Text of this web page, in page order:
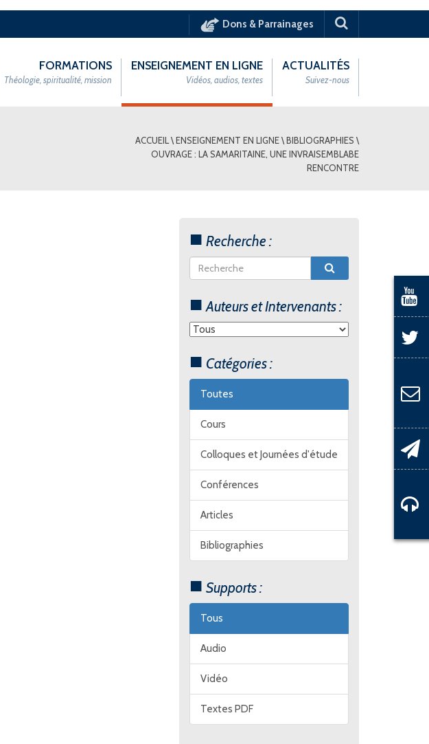
Dons & Parrainages
FORMATIONS
Théologie, spiritualité, mission
ENSEIGNEMENT EN LIGNE
Vidéos, audios, textes
ACTUALITÉS
Suivez-nous
ACCUEIL\ENSEIGNEMENT EN LIGNE\BIBLIOGRAPHIES \
OUVRAGE : LA SAMARITAINE, UNE INVRAISEMBLABE
RENCONTRE
Recherche :
Auteurs et Intervenants :
Catégories :
Toutes
Cours
Colloques et Journées d'étude
Conférences
Articles
Bibliographies
Supports :
Tous
Audio
Vidéo
Textes PDF